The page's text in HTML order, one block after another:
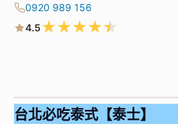
0920 989 156
4.5★★★★★
台北必吃泰式【泰士】